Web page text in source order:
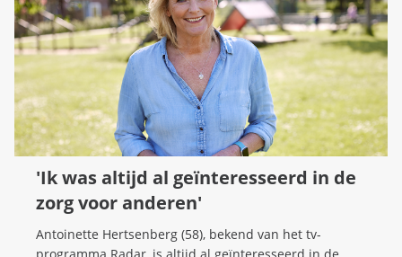
'Ik was altijd al geïnteresseerd in de
zorg voor anderen'
Antoinette Hertsenberg (58), bekend van het tv-